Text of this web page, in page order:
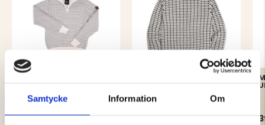
Samtycke Information Om
499 kr